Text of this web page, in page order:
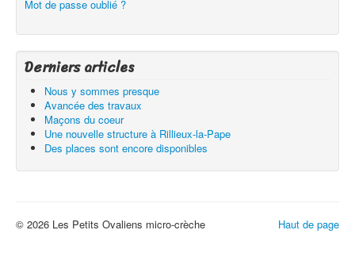
Mot de passe oublié ?
Derniers articles
Nous y sommes presque
Avancée des travaux
Maçons du coeur
Une nouvelle structure à Rillieux-la-Pape
Des places sont encore disponibles
Haut de page
© 2026 Les Petits Ovaliens micro-crèche